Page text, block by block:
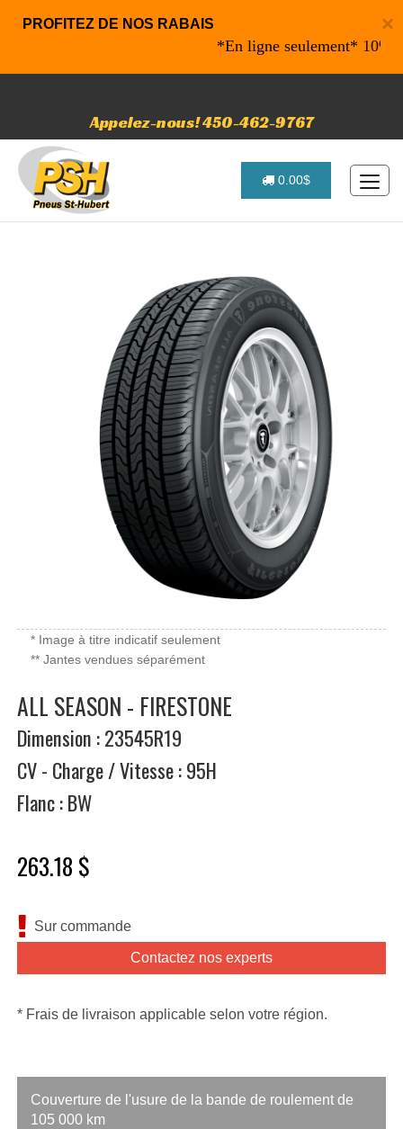
×
PROFITEZ DE NOS RABAIS
*En ligne seulement* 10% de
Appelez-nous! 450-462-9767
0.00$
* Image à titre indicatif seulement
** Jantes vendues séparément
ALL SEASON - FIRESTONE
Dimension : 23545R19
CV - Charge / Vitesse : 95H
Flanc : BW
263.18 $
Sur commande
Contactez nos experts
* Frais de livraison applicable selon votre région.
Couverture de l'usure de la bande de roulement de
105 000 km